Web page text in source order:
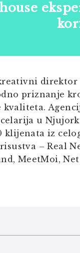
direktor
priznanje
u
klijenata iz
– Real
MeetMoi,